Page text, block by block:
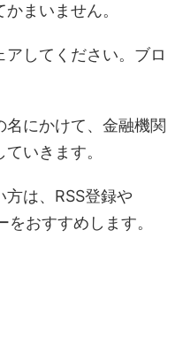
まいません。
してください。ブロ
にかけて、金融機関
いきます。
は、RSS登録や
おすすめします。